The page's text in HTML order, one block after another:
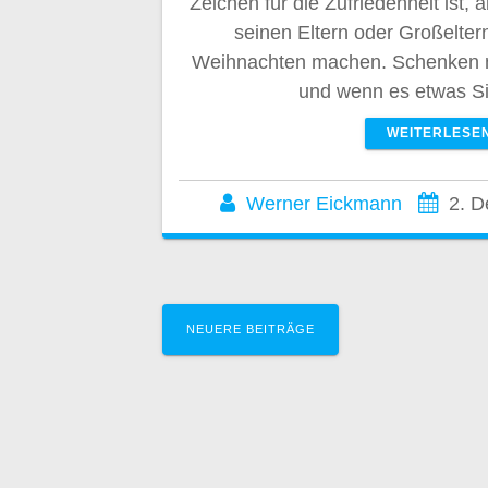
seinen Eltern oder
Weihnachten machen. Schenken
und wenn es etwas
WEITERLESEN
Werner Eickmann 2.
NEUERE BEITRÄGE